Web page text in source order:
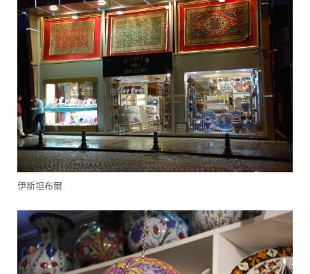
伊斯坦布爾